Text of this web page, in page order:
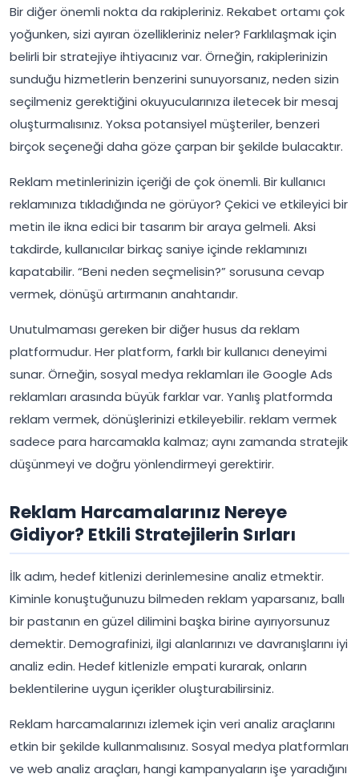
Bir diğer önemli nokta da rakipleriniz. Rekabet ortamı çok
yoğunken, sizi ayıran özellikleriniz neler? Farklılaşmak için
belirli bir stratejiye ihtiyacınız var. Örneğin, rakiplerinizin
sunduğu hizmetlerin benzerini sunuyorsanız, neden sizin
seçilmeniz gerektiğini okuyucularınıza iletecek bir mesaj
oluşturmalısınız. Yoksa potansiyel müşteriler, benzeri
birçok seçeneği daha göze çarpan bir şekilde bulacaktır.
Reklam metinlerinizin içeriği de çok önemli. Bir kullanıcı
reklamınıza tıkladığında ne görüyor? Çekici ve etkileyici bir
metin ile ikna edici bir tasarım bir araya gelmeli. Aksi
takdirde, kullanıcılar birkaç saniye içinde reklamınızı
kapatabilir. “Beni neden seçmelisin?” sorusuna cevap
vermek, dönüşü artırmanın anahtarıdır.
Unutulmaması gereken bir diğer husus da reklam
platformudur. Her platform, farklı bir kullanıcı deneyimi
sunar. Örneğin, sosyal medya reklamları ile Google Ads
reklamları arasında büyük farklar var. Yanlış platformda
reklam vermek, dönüşlerinizi etkileyebilir. reklam vermek
sadece para harcamakla kalmaz; aynı zamanda stratejik
düşünmeyi ve doğru yönlendirmeyi gerektirir.
Reklam Harcamalarınız Nereye
Gidiyor? Etkili Stratejilerin Sırları
İlk adım, hedef kitlenizi derinlemesine analiz etmektir.
Kiminle konuştuğunuzu bilmeden reklam yaparsanız, ballı
bir pastanın en güzel dilimini başka birine ayırıyorsunuz
demektir. Demografinizi, ilgi alanlarınızı ve davranışlarını iyi
analiz edin. Hedef kitlenizle empati kurarak, onların
beklentilerine uygun içerikler oluşturabilirsiniz.
Reklam harcamalarınızı izlemek için veri analiz araçlarını
etkin bir şekilde kullanmalısınız. Sosyal medya platformları
ve web analiz araçları, hangi kampanyaların işe yaradığını